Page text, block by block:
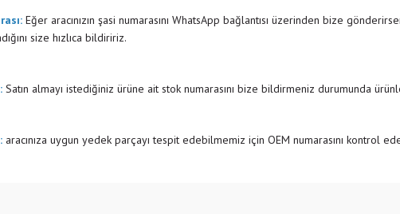
Eğer aracınızın şasi numarasını WhatsApp bağlantısı üzerinden bize
size hızlıca bildiririz.
Satın almayı istediğiniz ürüne ait stok numarasını bize bildirmeniz durumunda
aracınıza uygun yedek parçayı tespit edebilmemiz için OEM numarasını kontrol